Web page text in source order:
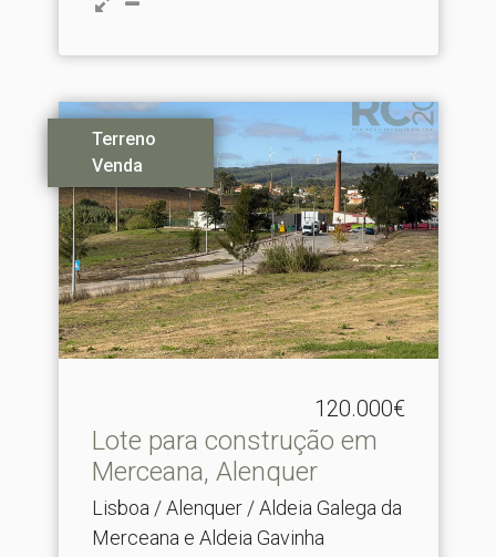
Terreno
Venda
120.000€
Lote para construção em
Merceana, Alenquer
Lisboa / Alenquer / Aldeia Galega da
Merceana e Aldeia Gavinha